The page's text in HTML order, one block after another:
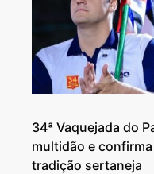
34ª Vaquejada do
multidão e
tradição sertaneja